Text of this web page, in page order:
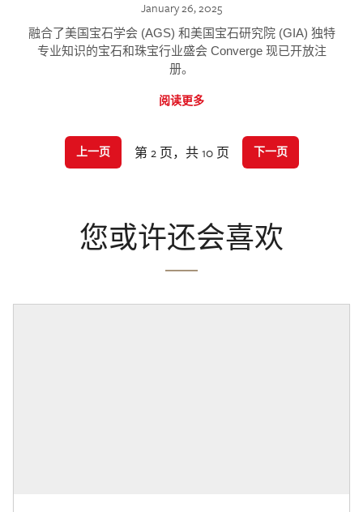
January 26, 2025
融合了美国宝石学会 (AGS) 和美国宝石研究院 (GIA) 独特
专业知识的宝石和珠宝行业盛会 Converge 现已开放注
册。
阅读更多
上一页 第 2 页，共 10 页 下一页
您或许还会喜欢